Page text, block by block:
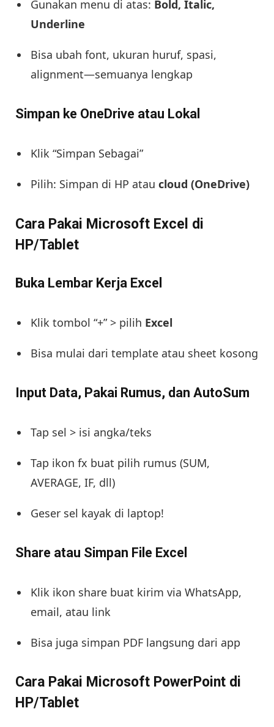
Gunakan menu di atas: Bold, Italic,
Underline
Bisa ubah font, ukuran huruf, spasi,
alignment—semuanya lengkap
Simpan ke OneDrive atau Lokal
Klik “Simpan Sebagai”
Pilih: Simpan di HP atau cloud (OneDrive)
Cara Pakai Microsoft Excel di
HP/Tablet
Buka Lembar Kerja Excel
Klik tombol “+” > pilih Excel
Bisa mulai dari template atau sheet kosong
Input Data, Pakai Rumus, dan AutoSum
Tap sel > isi angka/teks
Tap ikon fx buat pilih rumus (SUM,
AVERAGE, IF, dll)
Geser sel kayak di laptop!
Share atau Simpan File Excel
Klik ikon share buat kirim via WhatsApp,
email, atau link
Bisa juga simpan PDF langsung dari app
Cara Pakai Microsoft PowerPoint di
HP/Tablet